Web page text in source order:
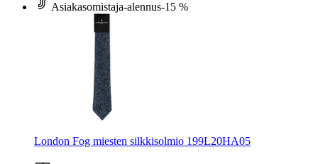
Asiakasomistaja-alennus-15 %
London Fog miesten silkkisolmio 199L20HA05